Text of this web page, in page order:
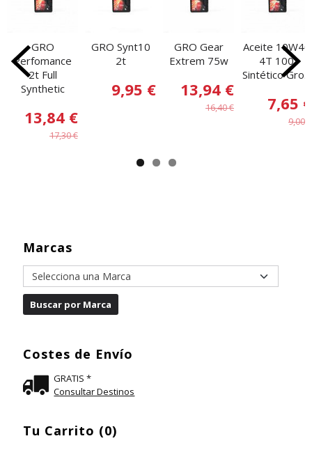
Marcas
Costes de Envío
GRATIS *
Consultar Destinos
Tu Carrito (0)
GRO
Perfomance
2t Full
Synthetic
13,84 €
17,30 €
GRO Synt10
2t
9,95 €
GRO Gear
Extrem 75w
13,94 €
16,40 €
Aceite 10W40
4T 100
Sintético Gro...
7,65 €
9,00 €